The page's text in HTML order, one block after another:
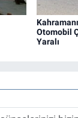
Otomobil
Yaralı